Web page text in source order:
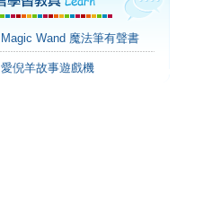
Magic Wand 魔法筆有聲書
愛倪羊故事遊戲機